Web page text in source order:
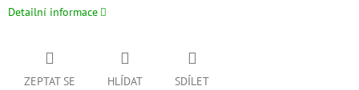
Detailní informace
ZEPTAT SE HLÍDAT SDÍLET